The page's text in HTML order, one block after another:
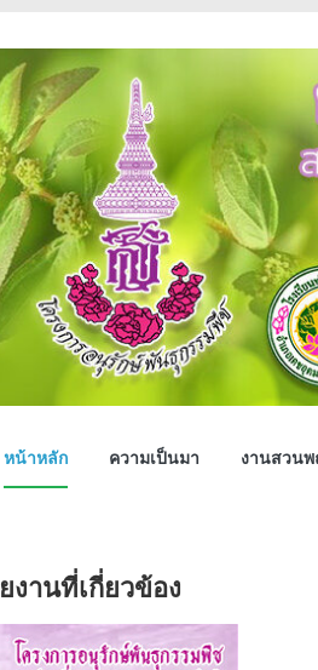
น
น
ษศาสตร์
เรียน
หน้าหลัก ความเป็นมา งานสวนพ
งานที่เกี่ยวข้อง